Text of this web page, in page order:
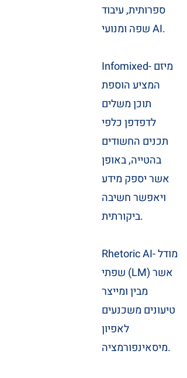
ספרותית, עיבוד
שפה ומנועי AI.
Infomixed- מיזם
המציע הוספת
תוכן משלים
לדפדפן כלפי
תכנים החשודים
בהטייה, באופן
אשר יספק מידע
ויאפשר חשיבה
ביקורתית.
Rhetoric AI- מודל
שפתי (LM) אשר
מבין ומייצר
טיעונים משכנעים
לאפיון
מיסאינפורמציה.